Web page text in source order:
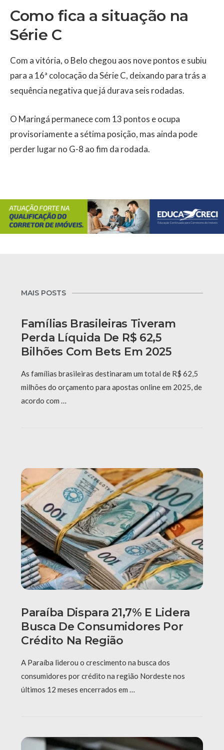
Como fica a situação na
Série C
Com a vitória, o Belo chegou aos nove pontos e subiu
para a 16ª colocação da Série C, deixando para trás a
sequência negativa que já durava seis rodadas.
O Maringá permanece com 13 pontos e ocupa
provisoriamente a sétima posição, mas ainda pode
perder lugar no G-8 ao fim da rodada.
MAIS POSTS
Famílias Brasileiras Tiveram
Perda Líquida De R$ 62,5
Bilhões Com Bets Em 2025
As famílias brasileiras destinaram um total de R$ 62,5
milhões do orçamento para apostas online em 2025, de
acordo com …
Paraíba Dispara 21,7% E Lidera
Busca De Consumidores Por
Crédito Na Região
A Paraíba liderou o crescimento na busca dos
consumidores por crédito na região Nordeste nos
últimos 12 meses encerrados em …